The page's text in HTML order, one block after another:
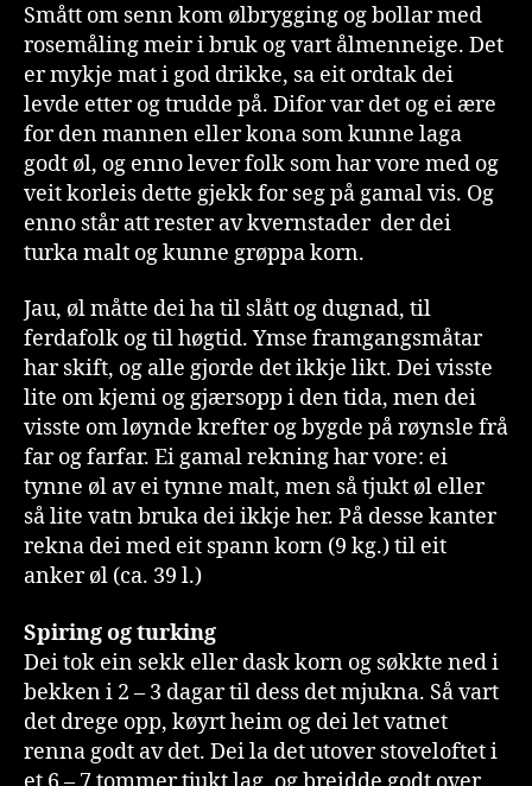
Smått om senn kom ølbrygging og bollar med
rosemåling meir i bruk og vart ålmenneige. Det
er mykje mat i god drikke, sa eit ordtak dei
levde etter og trudde på. Difor var det og ei ære
for den mannen eller kona som kunne laga
godt øl, og enno lever folk som har vore med og
veit korleis dette gjekk for seg på gamal vis. Og
enno står att rester av kvernstader der dei
turka malt og kunne grøppa korn.
Jau, øl måtte dei ha til slått og dugnad, til
ferdafolk og til høgtid. Ymse framgangsmåtar
har skift, og alle gjorde det ikkje likt. Dei visste
lite om kjemi og gjærsopp i den tida, men dei
visste om løynde krefter og bygde på røynsle frå
far og farfar. Ei gamal rekning har vore: ei
tynne øl av ei tynne malt, men så tjukt øl eller
så lite vatn bruka dei ikkje her. På desse kanter
rekna dei med eit spann korn (9 kg.) til eit
anker øl (ca. 39 l.)
Spiring og turking
Dei tok ein sekk eller dask korn og søkkte ned i
bekken i 2 – 3 dagar til dess det mjukna. Så vart
det drege opp, køyrt heim og dei let vatnet
renna godt av det. Dei la det utover stoveloftet i